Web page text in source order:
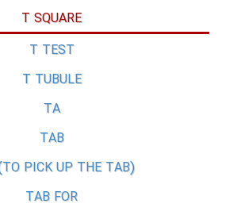
T SQUARE
T TEST
T TUBULE
TA
TAB
PICK UP THE TAB)
TAB FOR